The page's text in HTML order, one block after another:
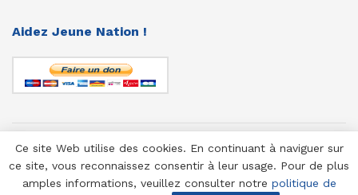
Aidez Jeune Nation !
© 1958-2025 Jeune Nation
Ce site Web utilise des cookies. En continuant à naviguer sur
ce site, vous reconnaissez consentir à leur usage. Pour de plus
amples informations, veuillez consulter notre politique de